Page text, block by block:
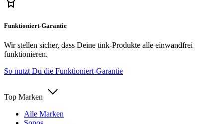
Funktioniert-Garantie
Wir stellen sicher, dass Deine tink-Produkte alle einwandfrei
funktionieren.
So nutzt Du die Funktioniert-Garantie
Top Marken
Alle Marken